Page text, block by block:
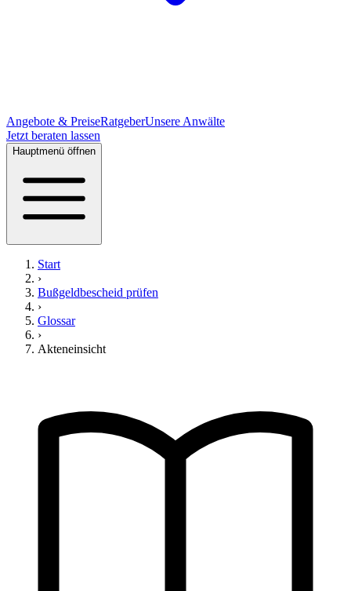
Angebote & PreiseRatgeberUnsere Anwälte
Jetzt beraten lassen
Hauptmenü öffnen
Start
›
Bußgeldbescheid prüfen
›
Glossar
›
Akteneinsicht